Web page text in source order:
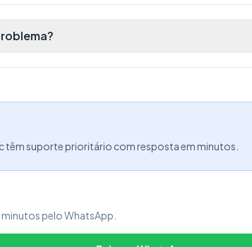
têm suporte prioritário com resposta em minutos.
pelo WhatsApp.